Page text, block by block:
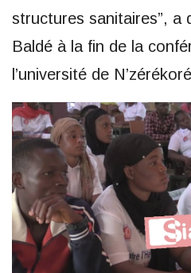
structures sanitaires”, a
Baldé à la fin de la
l’université de